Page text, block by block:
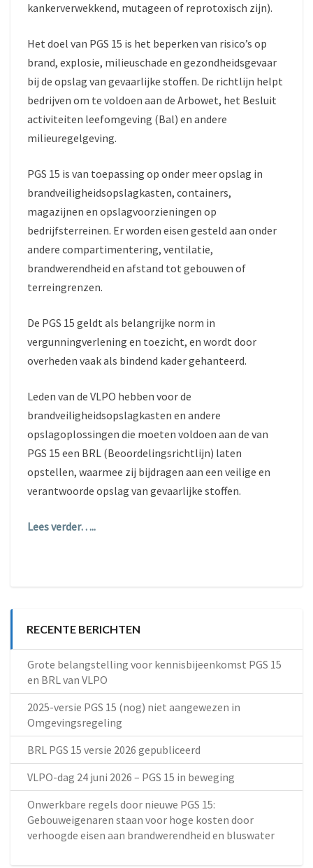
kankerverwekkend, mutageen of reprotoxisch zijn).
Het doel van PGS 15 is het beperken van risico’s op
brand, explosie, milieuschade en gezondheidsgevaar
bij de opslag van gevaarlijke stoffen. De richtlijn helpt
bedrijven om te voldoen aan de Arbowet, het Besluit
activiteiten leefomgeving (Bal) en andere
milieuregelgeving.
PGS 15 is van toepassing op onder meer opslag in
brandveiligheidsopslagkasten, containers,
magazijnen en opslagvoorzieningen op
bedrijfsterreinen. Er worden eisen gesteld aan onder
andere compartimentering, ventilatie,
brandwerendheid en afstand tot gebouwen of
terreingrenzen.
De PGS 15 geldt als belangrijke norm in
vergunningverlening en toezicht, en wordt door
overheden vaak als bindend kader gehanteerd.
Leden van de VLPO hebben voor de
brandveiligheidsopslagkasten en andere
opslagoplossingen die moeten voldoen aan de van
PGS 15 een BRL (Beoordelingsrichtlijn) laten
opstellen, waarmee zij bijdragen aan een veilige en
verantwoorde opslag van gevaarlijke stoffen.
Lees verder…..
RECENTE BERICHTEN
Grote belangstelling voor kennisbijeenkomst PGS 15
en BRL van VLPO
2025-versie PGS 15 (nog) niet aangewezen in
Omgevingsregeling
BRL PGS 15 versie 2026 gepubliceerd
VLPO-dag 24 juni 2026 – PGS 15 in beweging
Onwerkbare regels door nieuwe PGS 15:
Gebouweigenaren staan voor hoge kosten door
verhoogde eisen aan brandwerendheid en bluswater